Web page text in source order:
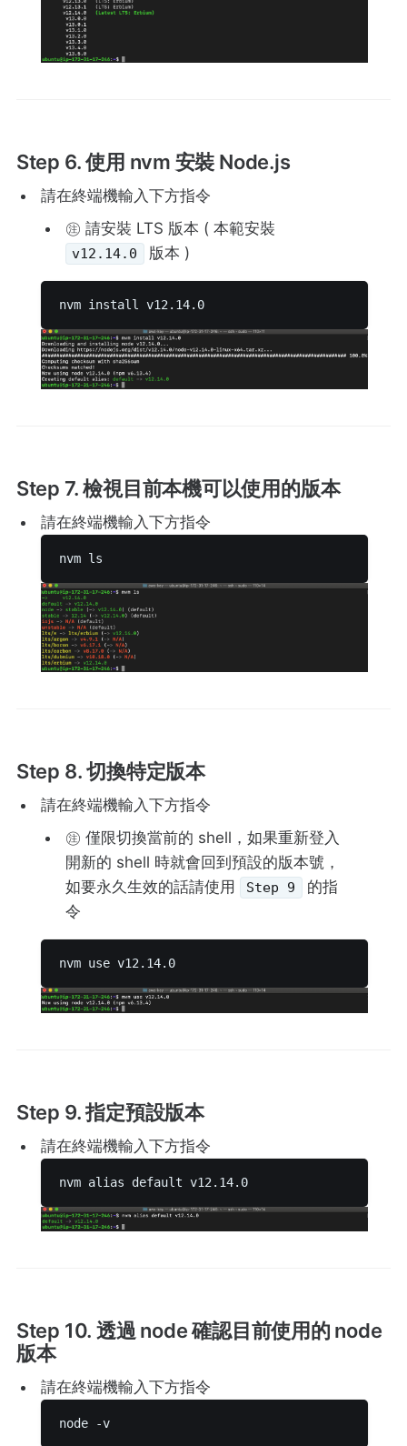
Step 6. 使用 nvm 安裝 Node.js
請在終端機輸入下方指令
㊟ 請安裝 LTS 版本 ( 本範安裝
v12.14.0 版本 )
nvm install v12.14.0
Step 7. 檢視目前本機可以使用的版本
請在終端機輸入下方指令
nvm ls
Step 8. 切換特定版本
請在終端機輸入下方指令
㊟ 僅限切換當前的 shell，如果重新登入
開新的 shell 時就會回到預設的版本號，
如要永久生效的話請使用
Step 9
的指
令
nvm use v12.14.0
Step 9. 指定預設版本
請在終端機輸入下方指令
nvm alias default v12.14.0
Step 10. 透過 node 確認目前使用的 node
版本
請在終端機輸入下方指令
node -v